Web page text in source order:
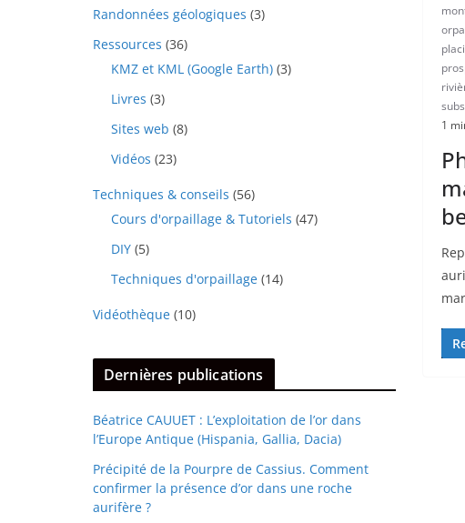
1
Randonnées géologiques (3)
Ressources (36)
KMZ et KML (Google Earth) (3)
Livres (3)
Sites web (8)
Vidéos (23)
Techniques & conseils (56)
Cours d'orpaillage & Tutoriels (47)
DIY (5)
Techniques d'orpaillage (14)
Vidéothèque (10)
Dernières publications
Béatrice CAUUET : L’exploitation de l’or dans
l’Europe Antique (Hispania, Gallia, Dacia)
Précipité de la Pourpre de Cassius. Comment
confirmer la présence d’or dans une roche
aurifère ?